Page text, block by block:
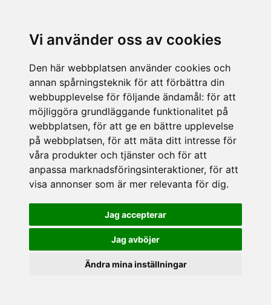
Vi använder oss av cookies
Den här webbplatsen använder cookies och
annan spårningsteknik för att förbättra din
webbupplevelse för följande ändamål: för att
möjliggöra grundläggande funktionalitet på
webbplatsen, för att ge en bättre upplevelse
på webbplatsen, för att mäta ditt intresse för
våra produkter och tjänster och för att
anpassa marknadsföringsinteraktioner, för att
visa annonser som är mer relevanta för dig.
Jag accepterar
Jag avböjer
Ändra mina inställningar